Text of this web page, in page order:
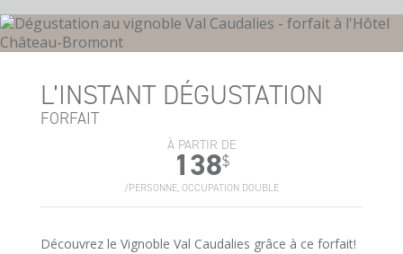
L’INSTANT DÉGUSTATION
FORFAIT
À PARTIR DE
138$
/PERSONNE, OCCUPATION DOUBLE
Découvrez le Vignoble Val Caudalies grâce à ce forfait!